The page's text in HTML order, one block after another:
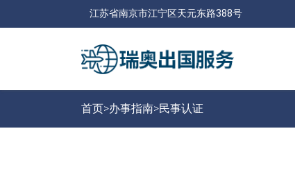
江苏省南京市江宁区天元东路388号
首页>办事指南>民事认证